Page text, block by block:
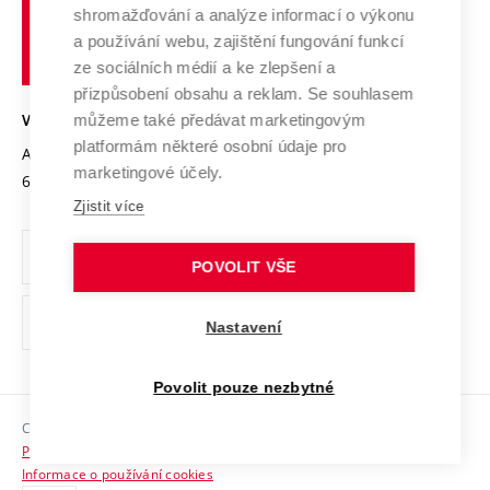
Transfer znalostí
Open Science
Projekty
Projekty ze strukturálních fondů
Specifický výzkum
Mezinárodní dohody
Univerzitní sítě
Udržitelná univerzita
Podnikavá univerzita / ContriBUTe
Bezpečná univerzita
Vyznamenání
Organizační struktura
Ochrana osobních údajů
odkaz)
Sociální bezpečí
HR Award
učení
technické
Brně
VYSOKÉ UČENÍ TECHNICKÉ V BRNĚ
Antonínská 548/1
602 00 Brno
www.vut.cz
vut@vutbr.cz
Copyright © 2026 VUT
Prohlášení o přístupnosti
Informace o používání cookies
shromažďování a analýze informací o výkonu
a používání webu, zajištění fungování funkcí
ze sociálních médií a ke zlepšení a
přizpůsobení obsahu a reklam. Se souhlasem
můžeme také předávat marketingovým
platformám některé osobní údaje pro
marketingové účely.
Zjistit více
POVOLIT VŠE
Nastavení
Povolit pouze nezbytné